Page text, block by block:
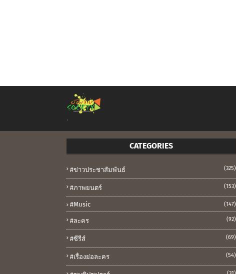
.
CATEGORIES
#ข่าวประชาสัมพันธ์ (325)
#ภาพยนตร์ (153)
#music (147)
#ละคร (92)
#ซีรีส์ (69)
#เรื่องย่อละคร (54)